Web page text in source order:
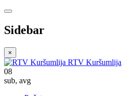
Sidebar
×
RTV Kuršumlija
08
sub, avg